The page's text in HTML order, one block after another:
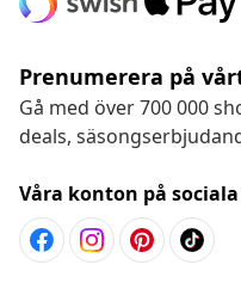
Prenumerera på
Gå med över 700 000
deals,
Våra konton på